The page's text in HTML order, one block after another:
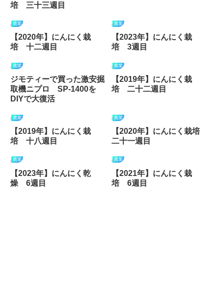
培 三十三週目
農業
【2020年】にんにく栽
培 十二週目
農業
【2023年】にんにく栽
培 3週目
農業
ジモティーで買った激安掘
取機ニプロ SP-1400を
DIYで大復活
農業
【2019年】にんにく栽
培 二十二週目
農業
【2019年】にんにく栽
培 十八週目
農業
【2020年】にんにく栽培
二十一週目
農業
【2023年】にんにく乾
燥 6週目
農業
【2021年】にんにく栽
培 6週目